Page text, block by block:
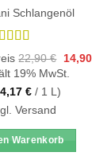
Schlangenöl
4.74
5
22,90€
Preis
war:
14,90
19% MwSt.
€ / 1 L)
Versand
Warenkorb